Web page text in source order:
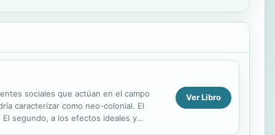
sociales que actúan en el campo
caracterizar como neo-colonial. El
segundo, a los efectos ideales y
Ver Libro